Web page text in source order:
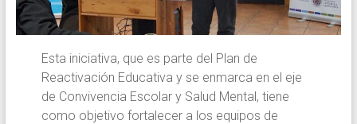
Esta iniciativa, que es parte del Plan de
Reactivación Educativa y se enmarca en el eje
de Convivencia Escolar y Salud Mental, tiene
como objetivo fortalecer a los equipos de